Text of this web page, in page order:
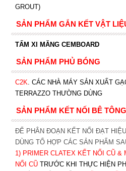
GROUT)
SẢN PHẨM GẮN KẾT VẬT
TẤM XI MĂNG CEMBOARD
SẢN PHẨM PHỦ BÓNG
C2K. CÁC NHÀ MÁY SẢN XUẤT
TERRAZZO THƯỜNG DÙNG
SẢN PHẨM KẾT NỐI BÊ
ĐỂ PHÂN ĐOẠN KẾT NỐI ĐẠT
DÙNG TỔ HỢP CÁC SẢN PHẨM
1) PRIMER CLATEX KẾT NỐI CŨ &
NỐI CŨ TRƯỚC KHI THỰC HIỆN